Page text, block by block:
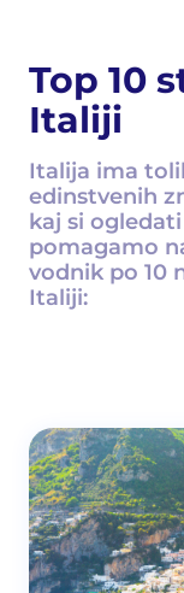
Top 10
Italiji
Italija ima
edinstvenih
kaj si
pomagamo
vodnik po 10
Italiji: